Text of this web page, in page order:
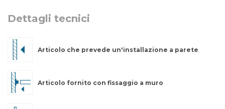
Dettagli tecnici
Articolo che prevede un'installazione a parete
Articolo fornito con fissaggio a muro